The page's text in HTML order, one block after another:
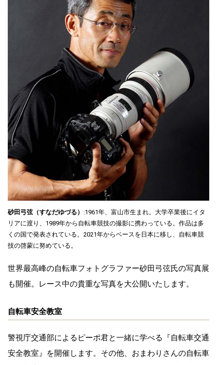
砂田弓弦（すなだゆづる） :1961年、富山市生まれ。大学卒業後にイタ
リアに渡り、1989年から自転車競技の撮影に携わっている。作品は多
くの国で発表されている。2021年からベースを日本に移し、自転車競
技の啓蒙に努めている。
世界最高峰の自転車フォトグラファー砂田弓弦氏の写真展
も開催。レース中の貴重な写真を大公開いたします。
自転車安全教室
警視庁交通部によるピーポ君と一緒に学べる『自転車交通
安全教室』を開催します。その他、おまわりさんの自転車